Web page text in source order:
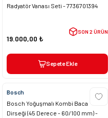
Radyatör Vanası Seti - 7736701394
19.000,00 ₺
SON 2 ÜRÜN
Sepete Ekle
Bosch
Bosch Yoğuşmalı Kombi Baca
Dirseği (45 Derece - 60/100 mm) -